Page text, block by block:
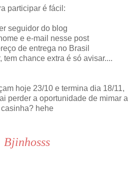
participar é fácil:
seguidor do blog
e e-mail nesse post
de entrega no Brasil
tem chance extra é só avisar....
hoje 23/10 e termina dia 18/11,
perder a oportunidade de mimar a
casinha? hehe
Bjinhosss